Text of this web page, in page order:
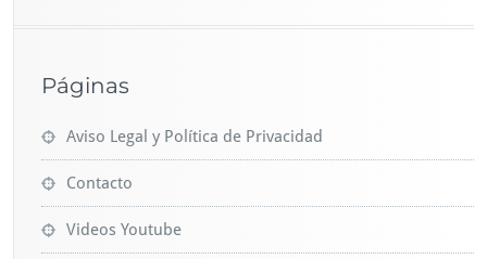
Páginas
Aviso Legal y Política de Privacidad
Contacto
Videos Youtube